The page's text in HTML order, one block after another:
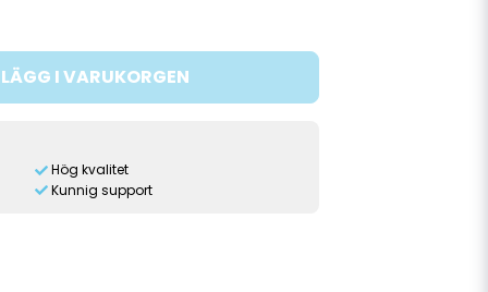
LÄGG I VARUKORGEN
Hög kvalitet
Kunnig support